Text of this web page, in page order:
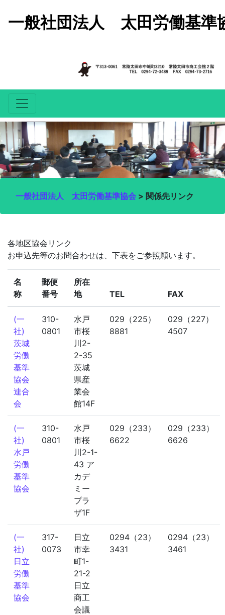
一般社団法人 太田労働基準
一般社団法人 太田労働基準協会 > 関係先リンク
各地区協会リンク
お申込先等のお問合わせは、下表をご参照願います。
名
称
郵便
番号
所在
地
TEL FAX
(一
社)
茨城
労働
基準
協会
連合
会
310-
0801
水戸
市桜
川2-
2-35
茨城
県産
業会
館14F
029（225）
8881
029（227）
4507
(一
社)
水戸
労働
基準
協会
310-
0801
水戸
市桜
川2-1-
43 ア
カデ
ミー
プラ
ザ1F
029（233）
6622
029（233）
6626
(一
社)
日立
労働
基準
協会
317-
0073
日立
市幸
町1-
21-2
日立
商工
会議
0294（23）
3431
0294（23）
3461